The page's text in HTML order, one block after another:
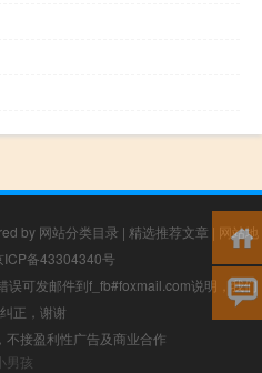
by 网站分类目录 | 精选推荐文章 | 网站地
ICP备43304340号
误可发邮件到f_fb#foxmail.com说明，我们
正，谢谢
接盈利性广告及商业合作
男孩